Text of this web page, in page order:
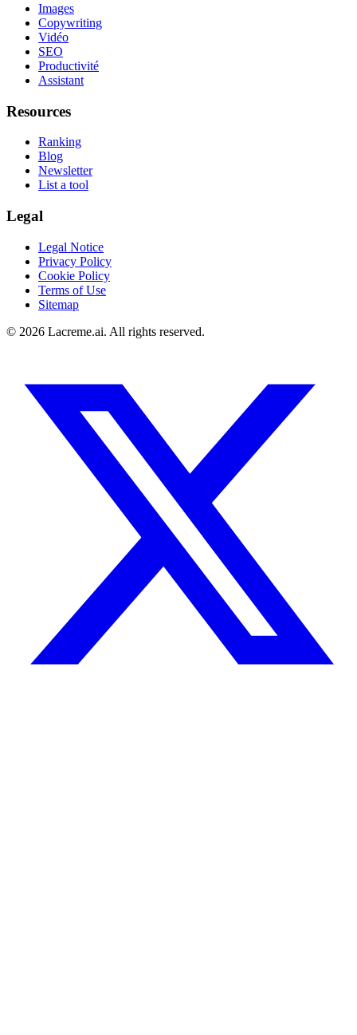
Images
Copywriting
Vidéo
SEO
Productivité
Assistant
Resources
Ranking
Blog
Newsletter
List a tool
Legal
Legal Notice
Privacy Policy
Cookie Policy
Terms of Use
Sitemap
© 2026 Lacreme.ai. All rights reserved.